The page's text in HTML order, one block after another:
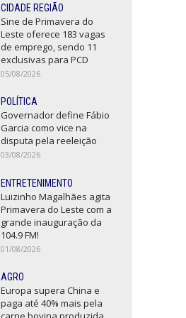
CIDADE REGIÃO
Sine de Primavera do
Leste oferece 183 vagas
de emprego, sendo 11
exclusivas para PCD
05/08/2026
POLÍTICA
Governador define Fábio
Garcia como vice na
disputa pela reeleição
03/08/2026
ENTRETENIMENTO
Luizinho Magalhães agita
Primavera do Leste com a
grande inauguração da
104.9 FM!
01/08/2026
AGRO
Europa supera China e
paga até 40% mais pela